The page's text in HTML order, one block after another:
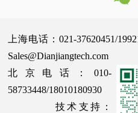
上海电话：021-
Sales@Dianjiangtech.com
北京电话：010-
58733448/18010180930
技术支持：